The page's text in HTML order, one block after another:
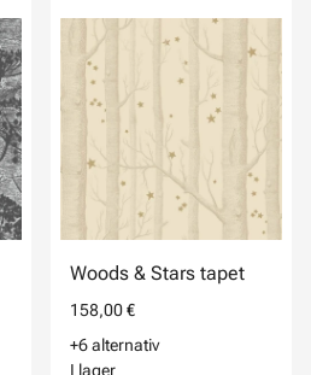
Woods & Stars tapet
158,00 €
+6 alternativ
I lager